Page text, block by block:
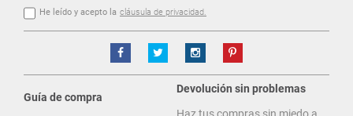
He leído y acepto la cláusula de privacidad.
Guía de compra
Devolución sin problemas